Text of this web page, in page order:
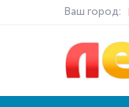
Ваш город: